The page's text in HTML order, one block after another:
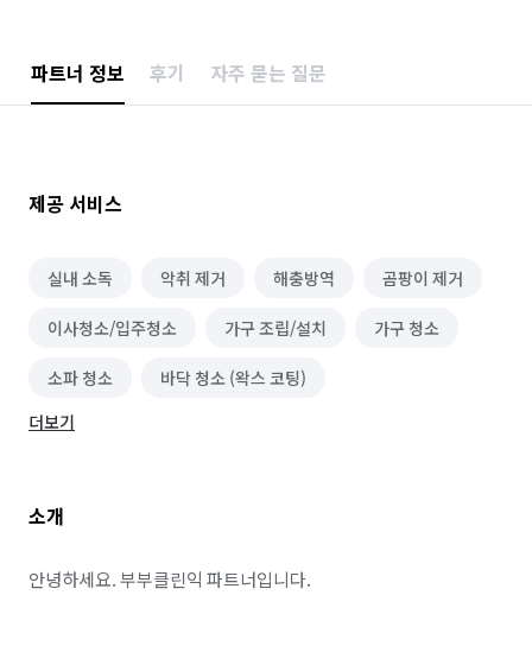
파트너 정보 후기 자주 묻는 질문
제공 서비스
실내 소독 악취 제거 해충방역 곰팡이 제거
이사청소/입주청소 가구 조립/설치 가구 청소
소파 청소
바닥 청소 (왁스 코팅)
더보기
소개
안녕하세요. 부부클린익 파트너입니다.